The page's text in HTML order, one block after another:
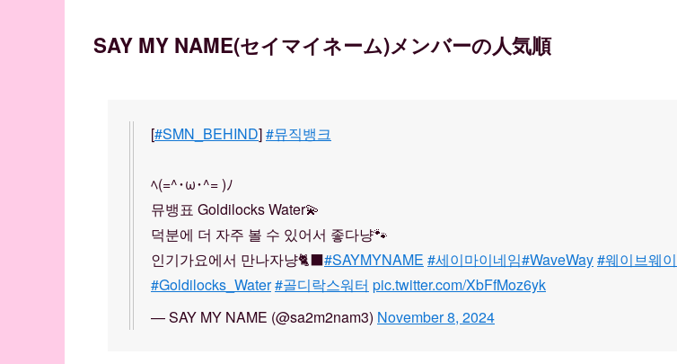
SAY MY NAME(セイマイネーム)メンバーの人気順
[#SMN_BEHIND]#뮤직뱅크
ﾍ(=^･ω･^= )ﾉ
뮤뱅표 Goldilocks Water💫
덕분에 더 자주 볼 수 있어서 좋다냥🐾
인기가요에서 만나자냥🐈‍⬛#SAYMYNAME #세이마이네임#WaveWay#웨이브웨이
#Goldilocks_Water#골디락스워터 pic.twitter.com/XbFfMoz6yk
— SAY MY NAME (@sa2m2nam3) November 8, 2024